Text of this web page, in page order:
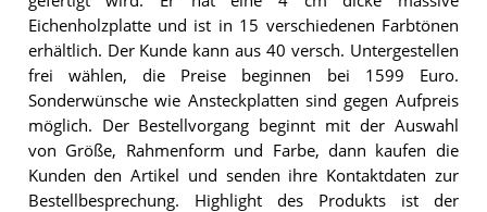
Eichenholzplatte und ist in 15 verschiedenen Farbtönen
erhältlich. Der Kunde kann aus 40 versch. Untergestellen
frei wählen, die Preise beginnen bei 1599 Euro.
Sonderwünsche wie Ansteckplatten sind gegen Aufpreis
möglich. Der Bestellvorgang beginnt mit der Auswahl
von Größe, Rahmenform und Farbe, dann kaufen die
Kunden den Artikel und senden ihre Kontaktdaten zur
Bestellbesprechung. Highlight des Produkts ist der